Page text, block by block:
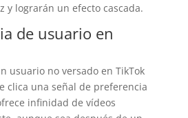
y lograrán un efecto cascada.
de usuario en
usuario no versado en TikTok
clica una señal de preferencia
infinidad de vídeos